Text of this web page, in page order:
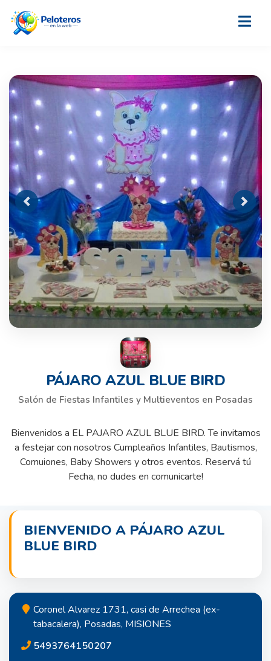
Previous Next
PÁJARO AZUL BLUE BIRD
Salón de Fiestas Infantiles y Multieventos en Posadas
Bienvenidos a EL PAJARO AZUL BLUE BIRD. Te invitamos
a festejar con nosotros Cumpleaños Infantiles, Bautismos,
Comuiones, Baby Showers y otros eventos. Reservá tú
Fecha, no dudes en comunicarte!
BIENVENIDO A PÁJARO AZUL
BLUE BIRD
Coronel Alvarez 1731, casi de Arrechea (ex-
tabacalera), Posadas, MISIONES
5493764150207